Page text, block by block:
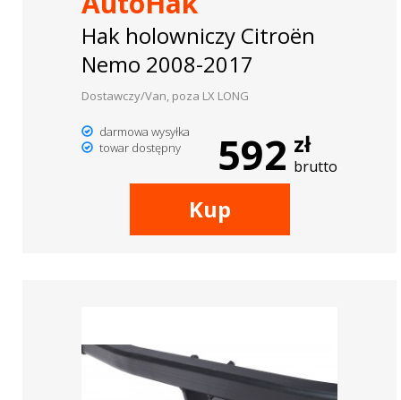
Hak holowniczy Citroën
Nemo 2008-2017
Dostawczy/Van, poza LX LONG
darmowa wysyłka
towar dostępny
592 zł
brutto
Kup